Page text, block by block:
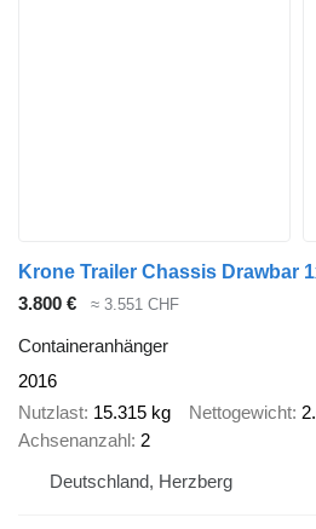
Krone Trailer Chassis Drawbar
3.800 €
≈ 3.551 CHF
Containeranhänger
2016
Nutzlast 15.315 kg Nettogewicht
Achsenanzahl 2
Deutschland, Herzberg